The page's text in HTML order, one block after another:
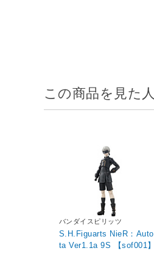
この商品を見た
バンダイスピリッツ
S.H.Figuarts NieR：
ta Ver1.1a 9S 【sof001】